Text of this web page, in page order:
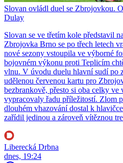
Slovan ovládl duel se Zbrojovkou.
Dulay
Slovan se ve třetím kole představil
Zbrojovka Brno se po třech letech
nové sezony vstoupila ve výborné
bojovném výkonu proti Teplicím
vlnu. V úvodu duelu hlavní sudí po
udělenou červenou kartu pro
bezbrankově, přesto si oba celky ve
vypracovaly řadu příležitostí. Zlom
dlouhém vhazování dostal k
zařídil jedinou a zároveň vítěznou
Liberecká Drbna
dnes, 19:24